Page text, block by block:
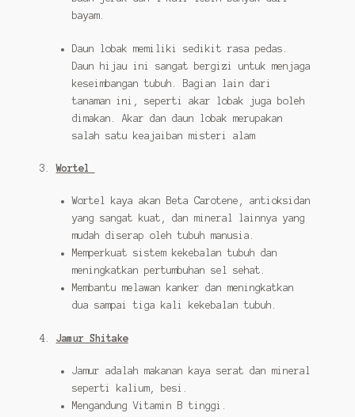
bayam.
Daun lobak memiliki sedikit rasa pedas.
Daun hijau ini sangat bergizi untuk menjaga
keseimbangan tubuh. Bagian lain dari
tanaman ini, seperti akar lobak juga boleh
dimakan. Akar dan daun lobak merupakan
salah satu keajaiban misteri alam
3.Wortel
Wortel kaya akan Beta Carotene, antioksidan
yang sangat kuat, dan mineral lainnya yang
mudah diserap oleh tubuh manusia.
Memperkuat sistem kekebalan tubuh dan
meningkatkan pertumbuhan sel sehat.
Membantu melawan kanker dan meningkatkan
dua sampai tiga kali kekebalan tubuh.
4. Jamur Shitake
Jamur adalah makanan kaya serat dan mineral
seperti kalium, besi.
Mengandung Vitamin B tinggi.